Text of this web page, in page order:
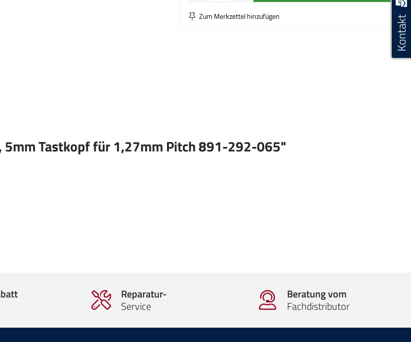
Kontakt
Zum Merkzettel hinzufügen
Tastkopf für 1,27mm Pitch 891-292-065"
Reparatur-
Service
Beratung vom
Fachdistributor